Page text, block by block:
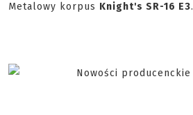
Metalowy korpus Knight's SR-16 E3.